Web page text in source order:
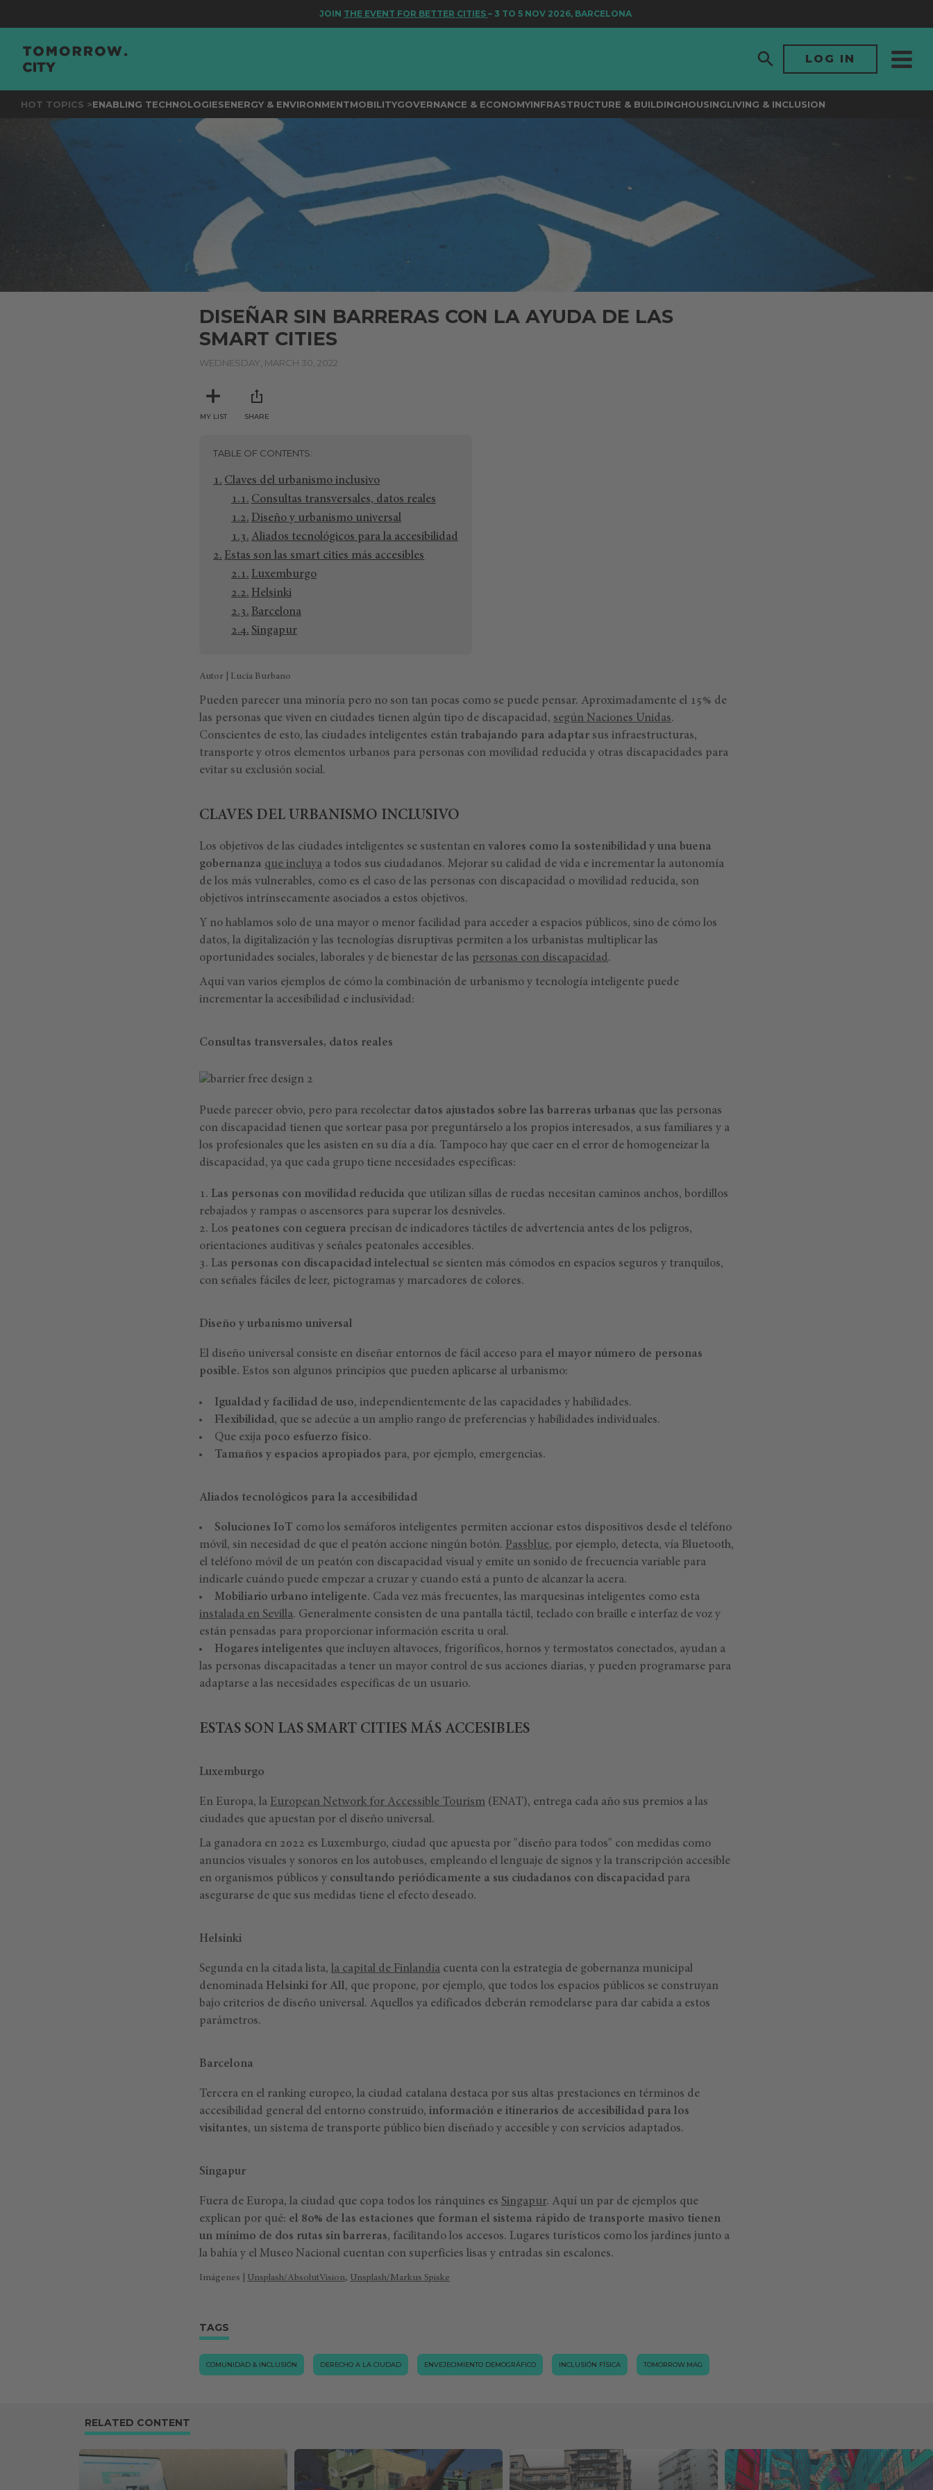
THE EVENT FOR BETTER CITIES– 3 TO 5 NOV 2026, BARCELONA
LOG IN
HOT TOPICS >ENABLING TECHNOLOGIESENERGY & ENVIRONMENTMOBILITYGOVERNANCE & ECONOMYINFRASTRUCTURE & BUILDINGHOUSINGLIVING & INCLUSION
DISEÑAR SIN BARRERAS CON LA AYUDA DE LAS
SMART CITIES
WEDNESDAY, MARCH 30, 2022
MY LIST SHARE
TABLE OF CONTENTS
Claves del urbanismo inclusivo
Consultas transversales, datos reales
Diseño y urbanismo universal
Aliados tecnológicos para la accesibilidad
Estas son las smart cities más accesibles
Luxemburgo
Helsinki
Barcelona
Singapur
Autor | Lucía Burbano
Pueden parecer una minoría pero no son tan pocas como se puede pensar. Aproximadamente el 15% de
las personas que viven en ciudades tienen algún tipo de discapacidad, según Naciones Unidas.
Conscientes de esto, las ciudades inteligentes están trabajando para adaptar sus infraestructuras,
transporte y otros elementos urbanos para personas con movilidad reducida y otras discapacidades para
evitar su exclusión social.
CLAVES DEL URBANISMO INCLUSIVO
Los objetivos de las ciudades inteligentes se sustentan en valores como la sostenibilidad y una buena
gobernanza que incluya a todos sus ciudadanos. Mejorar su calidad de vida e incrementar la autonomía
de los más vulnerables, como es el caso de las personas con discapacidad o movilidad reducida, son
objetivos intrínsecamente asociados a estos objetivos.
Y no hablamos solo de una mayor o menor facilidad para acceder a espacios públicos, sino de cómo los
datos, la digitalización y las tecnologías disruptivas permiten a los urbanistas multiplicar las
oportunidades sociales, laborales y de bienestar de las personas con discapacidad.
Aquí van varios ejemplos de cómo la combinación de urbanismo y tecnología inteligente puede
incrementar la accesibilidad e inclusividad:
Consultas transversales, datos reales
Puede parecer obvio, pero para recolectar datos ajustados sobre las barreras urbanas que las personas
con discapacidad tienen que sortear pasa por preguntárselo a los propios interesados, a sus familiares y a
los profesionales que les asisten en su día a día. Tampoco hay que caer en el error de homogeneizar la
discapacidad, ya que cada grupo tiene necesidades específicas:
Las personas con movilidad reducida que utilizan sillas de ruedas necesitan caminos anchos, bordillos
rebajados y rampas o ascensores para superar los desniveles.
Los peatones con ceguera precisan de indicadores táctiles de advertencia antes de los peligros,
orientaciones auditivas y señales peatonales accesibles.
Las personas con discapacidad intelectual se sienten más cómodos en espacios seguros y tranquilos,
con señales fáciles de leer, pictogramas y marcadores de colores.
Diseño y urbanismo universal
El diseño universal consiste en diseñar entornos de fácil acceso para el mayor número de personas
posible. Estos son algunos principios que pueden aplicarse al urbanismo:
Igualdad y facilidad de uso, independientemente de las capacidades y habilidades.
Flexibilidad, que se adecúe a un amplio rango de preferencias y habilidades individuales.
Que exija poco esfuerzo físico.
Tamaños y espacios apropiados para, por ejemplo, emergencias.
Aliados tecnológicos para la accesibilidad
Soluciones IoT como los semáforos inteligentes permiten accionar estos dispositivos desde el teléfono
móvil, sin necesidad de que el peatón accione ningún botón. Passblue, por ejemplo, detecta, vía Bluetooth,
el teléfono móvil de un peatón con discapacidad visual y emite un sonido de frecuencia variable para
indicarle cuándo puede empezar a cruzar y cuando está a punto de alcanzar la acera.
Mobiliario urbano inteligente. Cada vez más frecuentes, las marquesinas inteligentes como esta
instalada en Sevilla. Generalmente consisten de una pantalla táctil, teclado con braille e interfaz de voz y
están pensadas para proporcionar información escrita u oral.
Hogares inteligentes que incluyen altavoces, frigoríficos, hornos y termostatos conectados, ayudan a
las personas discapacitadas a tener un mayor control de sus acciones diarias, y pueden programarse para
adaptarse a las necesidades específicas de un usuario.
ESTAS SON LAS SMART CITIES MÁS ACCESIBLES
Luxemburgo
En Europa, la European Network for Accessible Tourism (ENAT), entrega cada año sus premios a las
ciudades que apuestan por el diseño universal.
La ganadora en 2022 es Luxemburgo, ciudad que apuesta por "diseño para todos" con medidas como
anuncios visuales y sonoros en los autobuses, empleando el lenguaje de signos y la transcripción accesible
en organismos públicos y consultando periódicamente a sus ciudadanos con discapacidad para
asegurarse de que sus medidas tiene el efecto deseado.
Helsinki
Segunda en la citada lista, la capital de Finlandia cuenta con la estrategia de gobernanza municipal
denominada Helsinki for All, que propone, por ejemplo, que todos los espacios públicos se construyan
bajo criterios de diseño universal. Aquellos ya edificados deberán remodelarse para dar cabida a estos
parámetros.
Barcelona
Tercera en el ranking europeo, la ciudad catalana destaca por sus altas prestaciones en términos de
accesibilidad general del entorno construido, información e itinerarios de accesibilidad para los
visitantes, un sistema de transporte público bien diseñado y accesible y con servicios adaptados.
Singapur
Fuera de Europa, la ciudad que copa todos los ránquines es Singapur. Aquí un par de ejemplos que
explican por qué: el 80% de las estaciones que forman el sistema rápido de transporte masivo tienen
un mínimo de dos rutas sin barreras, facilitando los accesos. Lugares turísticos como los jardines junto a
la bahía y el Museo Nacional cuentan con superficies lisas y entradas sin escalones.
Imágenes | Unsplash/AbsolutVision, Unsplash/Markus Spiske
TAGS
COMUNIDAD & INCLUSIÓN DERECHO A LA CIUDAD ENVEJECIMIENTO DEMOGRÁFICO INCLUSIÓN FÍSICA TOMORROW.MAG
RELATED CONTENT